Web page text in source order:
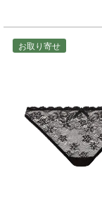
お取り寄せ